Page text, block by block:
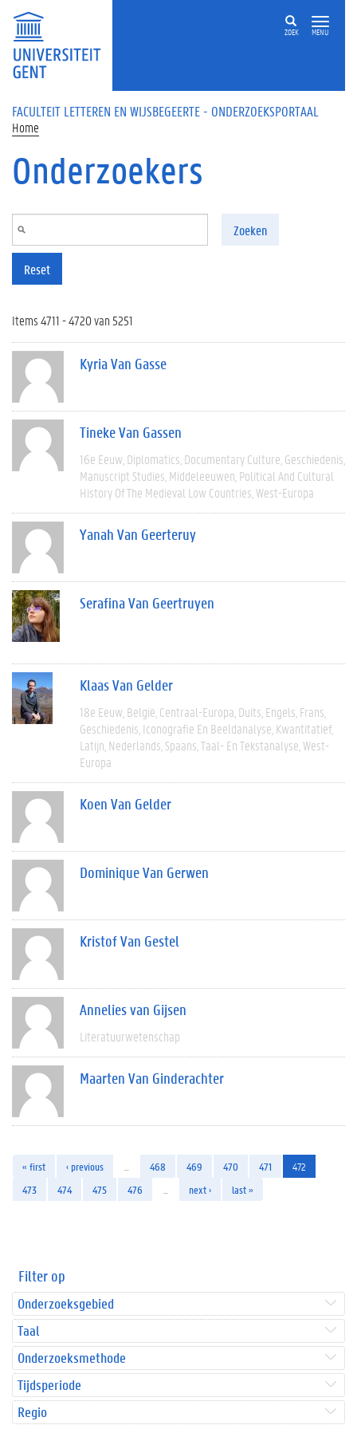
Overslaan en naar de inhoud gaan
ZOEK MENU
FACULTEIT LETTEREN EN WIJSBEGEERTE - ONDERZOEKSPORTAAL
Home
Onderzoekers
Zoeken
Reset
Items 4711 - 4720 van 5251
Kyria Van Gasse
Tineke Van Gassen
16e Eeuw Diplomatics Documentary Culture Geschiedenis
Manuscript Studies Middeleeuwen Political And Cultural
History Of The Medieval Low Countries West-Europa
Yanah Van Geerteruy
Serafina Van Geertruyen
Klaas Van Gelder
18e Eeuw België Centraal-Europa Duits Engels Frans
Geschiedenis Iconografie En Beeldanalyse Kwantitatief
Latijn Nederlands Spaans Taal- En Tekstanalyse West-
Europa
Koen Van Gelder
Dominique Van Gerwen
Kristof Van Gestel
Annelies van Gijsen
Literatuurwetenschap
Maarten Van Ginderachter
« first ‹ previous 468 469 470 471
472
473
474 475 476 next › last »
Filter op
Onderzoeksgebied
Taal
Onderzoeksmethode
Tijdsperiode
Regio